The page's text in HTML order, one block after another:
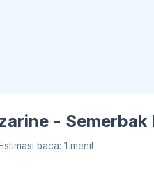
- Semerbak
baca: 1 menit